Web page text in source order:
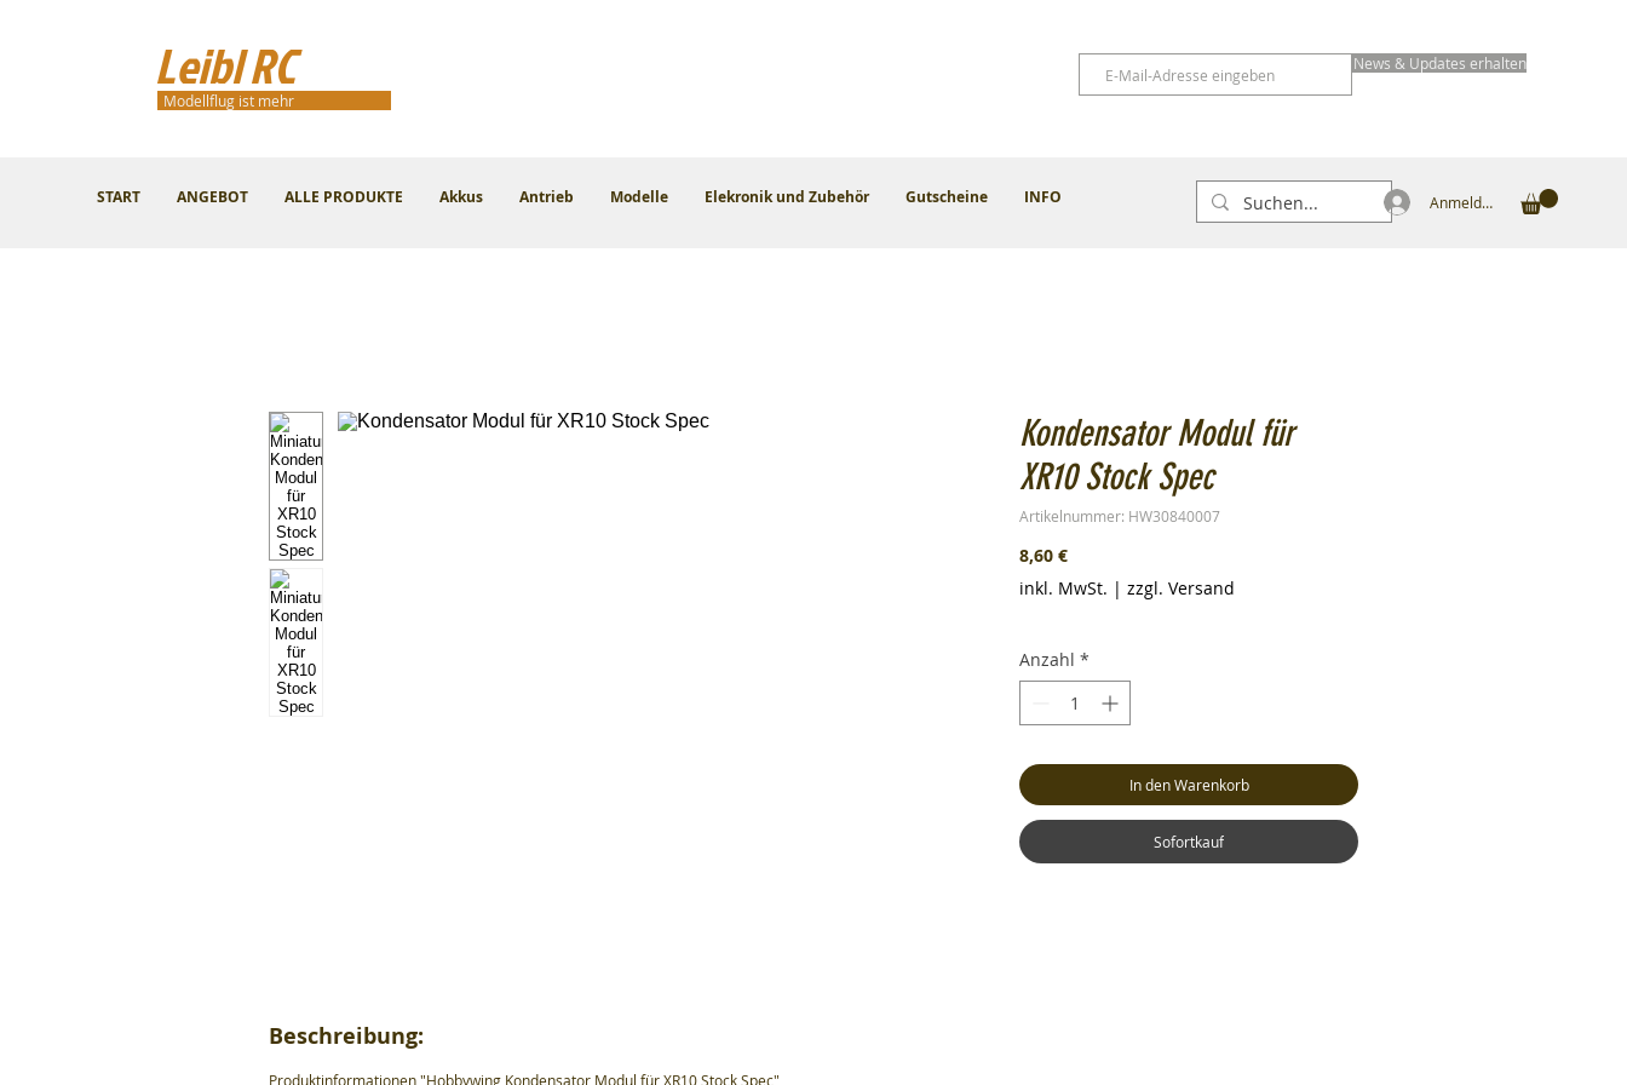
Leibl RC
START ANGEBOT ALLE PRODUKTE Akkus Antrieb Modelle Elekronik und Zubehör Gutscheine INFO
Modellflug ist mehr
News & Updates erhalten
Anmelden
Kondensator Modul für
XR10 Stock Spec
Artikelnummer: HW30840007
8,60 €Preis
inkl. MwSt. | zzgl. Versand
Anzahl *
In den Warenkorb
Sofortkauf
Beschreibung:
Produktinformationen "Hobbywing Kondensator Modul für XR10 Stock Spec"